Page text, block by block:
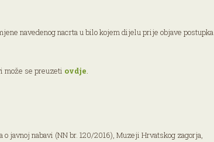
navedenog nacrta u bilo kojem dijelu prije objave postupka
može se preuzeti ovdje.
o javnoj nabavi (NN br. 120/2016), Muzeji Hrvatskog zagorja,